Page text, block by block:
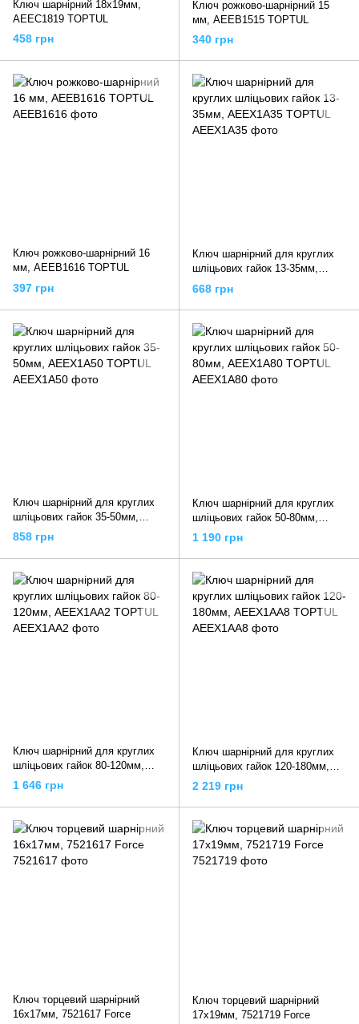
Ключ шарнірний 18х19мм,
AEEC1819 TOPTUL
458 грн
Ключ рожково-шарнірний 15
мм, AEEB1515 TOPTUL
340 грн
Ключ рожково-шарнірний 16
мм, AEEB1616 TOPTUL
397 грн
Ключ шарнірний для круглих
шліцьових гайок 13-35мм,
AEEX1A35 TOPTUL
668 грн
Ключ шарнірний для круглих
шліцьових гайок 35-50мм,
AEEX1A50 TOPTUL
858 грн
Ключ шарнірний для круглих
шліцьових гайок 50-80мм,
AEEX1A80 TOPTUL
1 190 грн
Ключ шарнірний для круглих
шліцьових гайок 80-120мм,
AEEX1AA2 TOPTUL
1 646 грн
Ключ шарнірний для круглих
шліцьових гайок 120-180мм,
AEEX1AA8 TOPTUL
2 219 грн
Ключ торцевий шарнірний
16x17мм, 7521617 Force
Ключ торцевий шарнірний
17x19мм, 7521719 Force